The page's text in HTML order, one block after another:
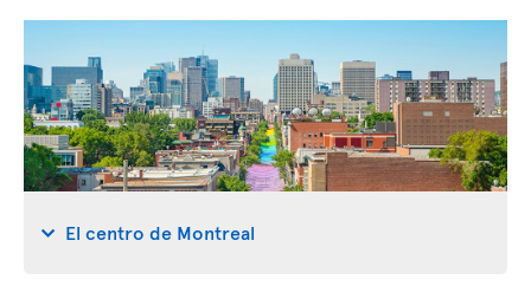
El centro de Montreal